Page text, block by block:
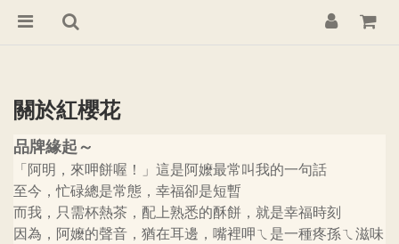
關於紅櫻花
品牌緣起～
「阿明，來呷餅喔！」這是阿嬤最常叫我的一句話
至今，忙碌總是常態，幸福卻是短暫
而我，只需杯熱茶，配上熟悉的酥餅，就是幸福時刻
因為，阿嬤的聲音，猶在耳邊，嘴裡呷ㄟ是一種疼孫ㄟ滋味